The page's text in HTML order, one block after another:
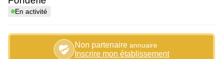
En activité
Non partenaire annuaire
Inscrire mon établissement